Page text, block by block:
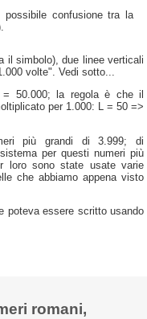
confusione tra la
il simbolo), due linee verticali
volte". Vedi sotto...
= 50.000; la regola è che il
per 1.000: L = 50 =>
più grandi di 3.999; di
per questi numeri più
loro sono state usate varie
che abbiamo appena visto
poteva essere scritto usando
romani,